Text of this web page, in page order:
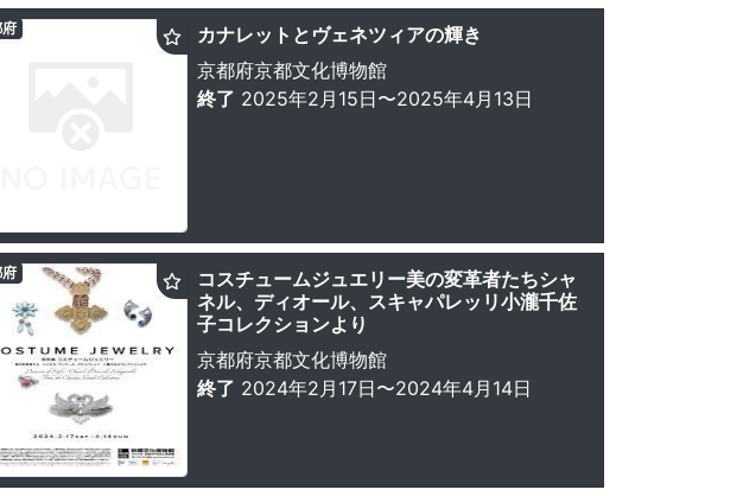
カナレットとヴェネツィアの輝き
京都府京都文化博物館
終了 2025年2月15日〜2025年4月13日
コスチュームジュエリー美の変革者たちシャ
ネル、ディオール、スキャパレッリ小瀧千佐
子コレクションより
京都府京都文化博物館
終了 2024年2月17日〜2024年4月14日